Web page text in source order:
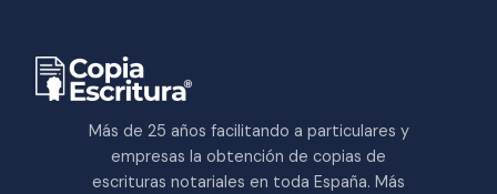
Más de 25 años facilitando a particulares y
empresas la obtención de copias de
escrituras notariales en toda España. Más